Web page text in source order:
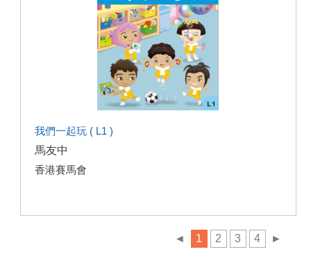
我們一起玩 ( L1 )
馬友中
香港賽馬會
◄ 1 2 3 4 ►